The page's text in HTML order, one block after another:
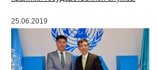
25.06.2019